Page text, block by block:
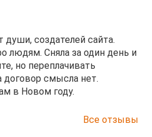
души, создателей сайта.
людям. Сняла за один день и
но переплачивать
договор смысла нет.
в Новом году.
Все отзывы